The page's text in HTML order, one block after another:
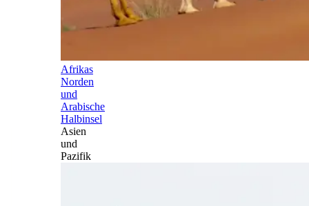
Afrikas
Norden
und
Arabische
Halbinsel
Asien
und
Pazifik